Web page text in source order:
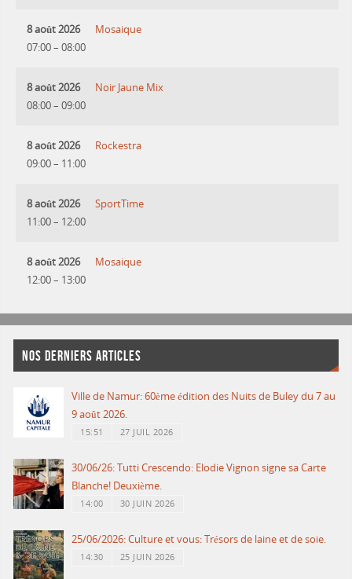
8 août 2026
07:00– 08:00
Mosaique
8 août 2026
08:00– 09:00
Noir Jaune Mix
8 août 2026
09:00– 11:00
Rockestra
8 août 2026
11:00– 12:00
SportTime
8 août 2026
12:00– 13:00
Mosaique
NOS DERNIERS ARTICLES
Ville de Namur: 60ème édition des Nuits de Buley du 7 au
9 août 2026.
15:51 27 JUIL 2026
30/06/26: Tutti Crescendo: Elodie Vignon signe sa Carte
Blanche! Deuxième.
14:00 30 JUIN 2026
25/06/2026: Culture et vous: Trésors de laine et de soie.
14:30 25 JUIN 2026